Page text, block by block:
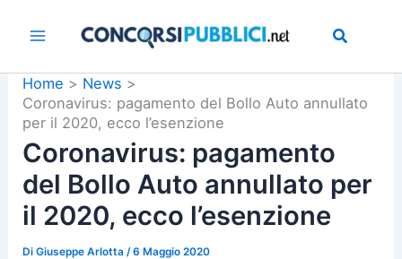
Home
News
Coronavirus: pagamento del Bollo Auto annullato
per il 2020, ecco l’esenzione
Coronavirus: pagamento
del Bollo Auto annullato per
il 2020, ecco l’esenzione
DiGiuseppe Arlotta /6 Maggio 2020